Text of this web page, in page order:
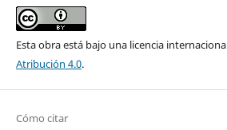
Esta obra está bajo una licencia
Atribución 4.0.
Cómo citar